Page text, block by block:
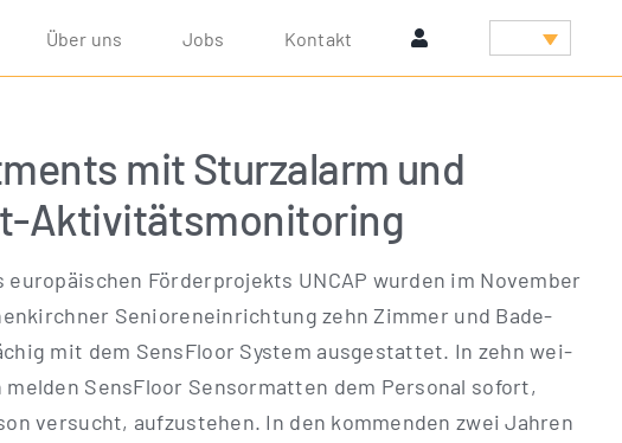
Über uns Jobs Kon­takt
mit Sturzalarm und
Aktivitätsmonitoring
euro­päi­schen För­der­pro­jekts UNCAP wur­den im Novem­ber
Senio­ren­ein­rich­tung zehn Zim­mer und Bade­
mit dem Sen­s­Flo­or Sys­tem aus­ge­stat­tet. In zehn wei­
Sen­s­Flo­or Sen­sor­mat­ten dem Per­so­nal sofort,
ver­sucht, auf­zu­ste­hen. In den kom­men­den zwei Jah­ren